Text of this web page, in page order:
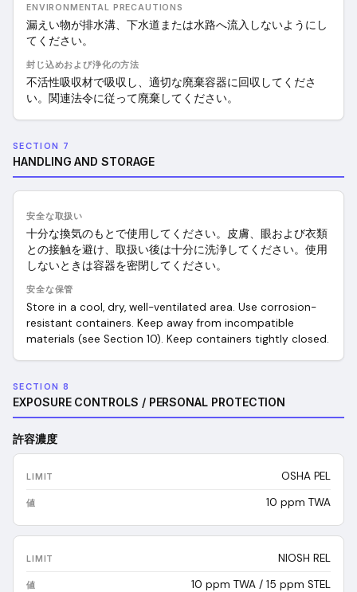
ENVIRONMENTAL PRECAUTIONS
漏えい物が排水溝、下水道または水路へ流入しないようにし
てください。
封じ込めおよび浄化の方法
不活性吸収材で吸収し、適切な廃棄容器に回収してくださ
い。関連法令に従って廃棄してください。
SECTION 7
HANDLING AND STORAGE
安全な取扱い
十分な換気のもとで使用してください。皮膚、眼および衣類
との接触を避け、取扱い後は十分に洗浄してください。使用
しないときは容器を密閉してください。
安全な保管
Store in a cool, dry, well-ventilated area. Use corrosion-
resistant containers. Keep away from incompatible
materials (see Section 10). Keep containers tightly closed.
SECTION 8
EXPOSURE CONTROLS / PERSONAL PROTECTION
許容濃度
OSHA PEL
10 ppm TWA
NIOSH REL
10 ppm TWA / 15 ppm STEL